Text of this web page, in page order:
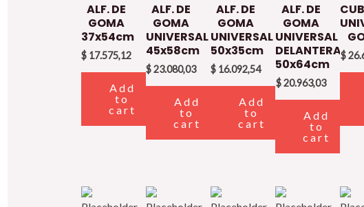
ALF. DE
GOMA
37x54cm
$ 17.575,12
Add
to
cart
ALF. DE
GOMA
UNIVERSAL
45x58cm
$23.080,03
Add
to
cart
ALF. DE
GOMA
UNIVERSAL
50x35cm
$ 16.092,54
Add
to
cart
ALF. DE
GOMA
UNIVERSAL
DELANTERA
50x64cm
$20.963,03
Add
to
cart
$